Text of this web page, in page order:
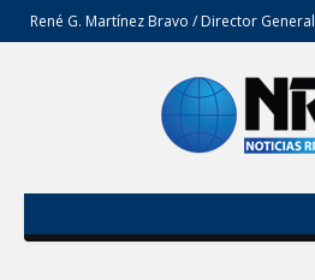
René G. Martínez Bravo / Director General